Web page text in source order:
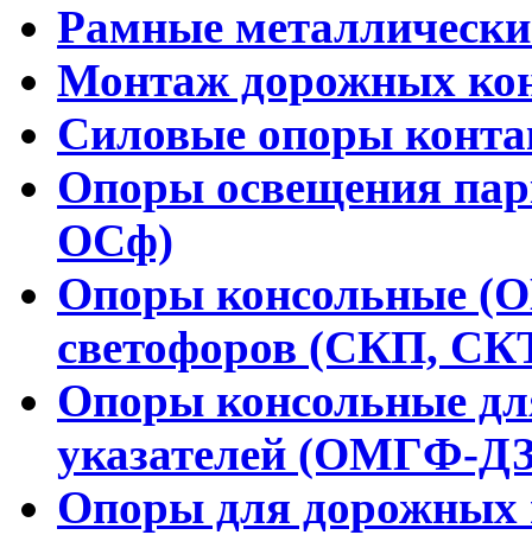
Рамные
Монтаж дорожных
Силовые опоры
Опоры освещения
ОСф)
Опоры консольные
светофоров (СКП,
Опоры консольные
указателей (ОМГФ-
Опоры для дорожных